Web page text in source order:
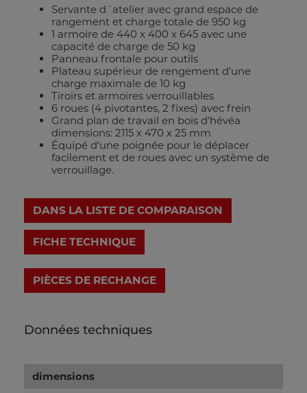
Servante d´atelier avec grand espace de
rangement et charge totale de 950 kg
1 armoire de 440 x 400 x 645 avec une
capacité de charge de 50 kg
Panneau frontale pour outils
Plateau supérieur de rengement d‘une
charge maximale de 10 kg
Tiroirs et armoires verrouillables
6 roues (4 pivotantes, 2 fixes) avec frein
Grand plan de travail en bois d‘hévéa
dimensions: 2115 x 470 x 25 mm
Équipé d‘une poignée pour le déplacer
facilement et de roues avec un système de
verrouillage.
DANS LA LISTE DE COMPARAISON
FICHE TECHNIQUE
Données techniques
dimensions